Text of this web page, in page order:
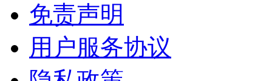
免责声明
用户服务协议